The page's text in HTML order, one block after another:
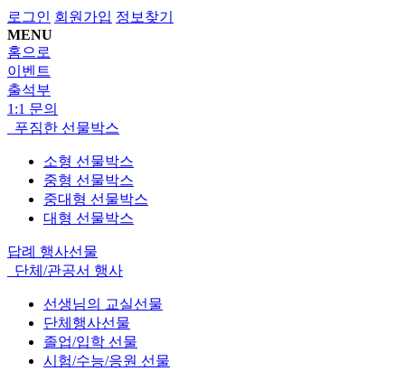
로그인 회원가입 정보찾기
MENU
홈으로
이벤트
출석부
1:1 문의
푸짐한 선물박스
소형 선물박스
중형 선물박스
중대형 선물박스
대형 선물박스
답례 행사선물
단체/관공서 행사
선생님의 교실선물
단체행사선물
졸업/입학 선물
시험/수능/응원 선물